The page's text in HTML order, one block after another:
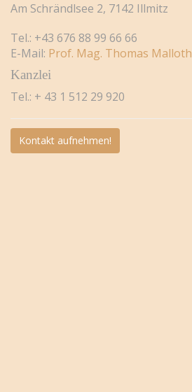
Am Schrändlsee 2, 7142 Illmitz
Tel.: +43 676 88 99 66 66
E-Mail: Prof. Mag. Thomas Malloth
Kanzlei
Tel.: + 43 1 512 29 920
Kontakt aufnehmen!